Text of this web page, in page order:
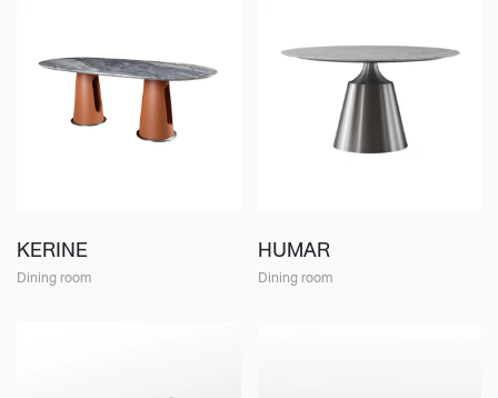
KERINE
Dining room
HUMAR
Dining room